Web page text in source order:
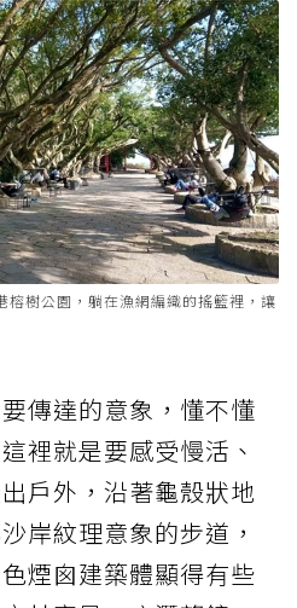
榕樹公園，躺在漁網編織的搖籃裡，讓
傳達的意象，懂不懂
裡就是要感受慢活、
戶外，沿著龜殼狀地
岸紋理意象的步道，
煙囪建築體顯得有些